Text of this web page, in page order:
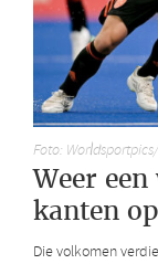
Foto:
Weer
kanten
Die volkomen